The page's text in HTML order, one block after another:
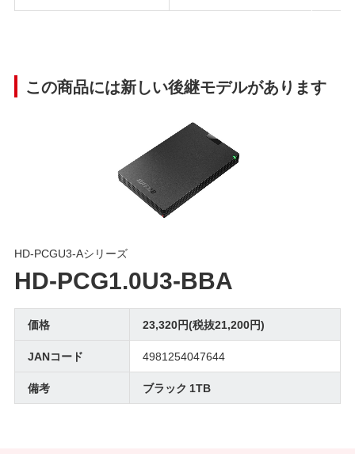
この商品には新しい後継モデルがあります
HD-PCGU3-Aシリーズ
HD-PCG1.0U3-BBA
価格
23,320円(税抜21,200円)
JANコード
4981254047644
備考
ブラック 1TB